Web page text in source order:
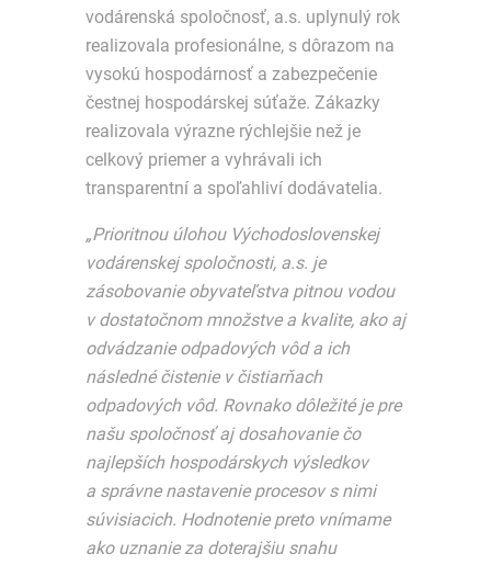
vodárenská spoločnosť, a.s. uplynulý rok
realizovala profesionálne, s dôrazom na
vysokú hospodárnosť a zabezpečenie
čestnej hospodárskej súťaže. Zákazky
realizovala výrazne rýchlejšie než je
celkový priemer a vyhrávali ich
transparentní a spoľahliví dodávatelia.
„Prioritnou úlohou Východoslovenskej
vodárenskej spoločnosti, a.s. je
zásobovanie obyvateľstva pitnou vodou
v dostatočnom množstve a kvalite, ako aj
odvádzanie odpadových vôd a ich
následné čistenie v čistiarňach
odpadových vôd. Rovnako dôležité je pre
našu spoločnosť aj dosahovanie čo
najlepších hospodárskych výsledkov
a správne nastavenie procesov s nimi
súvisiacich. Hodnotenie preto vnímame
ako uznanie za doterajšiu snahu